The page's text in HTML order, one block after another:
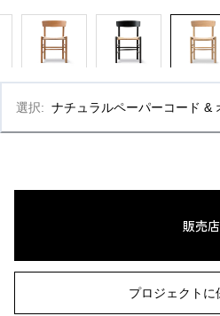
選択: ナチュラルペーパーコード &
販売
プロジェクトに